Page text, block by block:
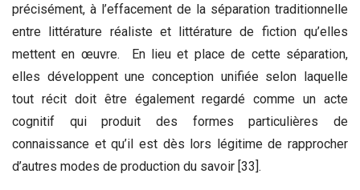
précisément, à l’effacement de la séparation traditionnelle
entre littérature réaliste et littérature de fiction qu’elles
mettent en œuvre. En lieu et place de cette séparation,
elles développent une conception unifiée selon laquelle
tout récit doit être également regardé comme un acte
cognitif qui produit des formes particulières de
connaissance et qu’il est dès lors légitime de rapprocher
d’autres modes de production du savoir [33].